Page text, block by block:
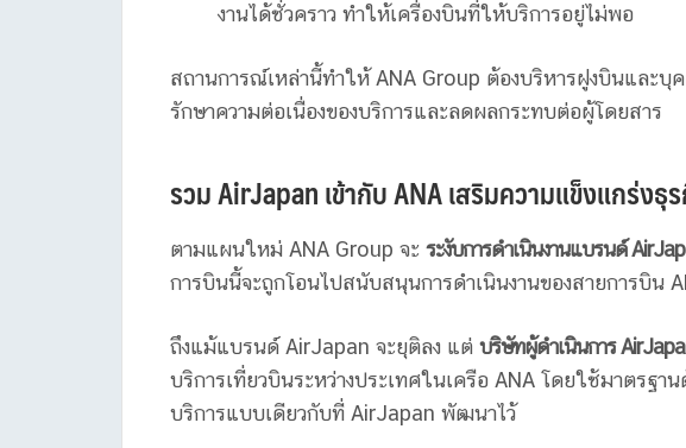
งานได้ชั่วคราว ทำให้เครื่องบินที่ให้บริการอยู่ไม่พอ
สถานการณ์เหล่านี้ทำให้ ANA Group ต้องบริหารฝูงบินและบุ
รักษาความต่อเนื่องของบริการและลดผลกระทบต่อผู้โดยสาร
รวม AirJapan เข้ากับ ANA เสริมความแข็งแกร่งธุ
ตามแผนใหม่ ANA Group จะ ระงับการดำเนินงานแบรนด์
การบินนี้จะถูกโอนไปสนับสนุนการดำเนินงานของสายการบิน
ถึงแม้แบรนด์ AirJapan จะยุติลง แต่ บริษัทผู้ดำเนินการ
บริการเที่ยวบินระหว่างประเทศในเครือ ANA โดยใช้มาตรฐ
บริการแบบเดียวกับที่ AirJapan พัฒนาไว้